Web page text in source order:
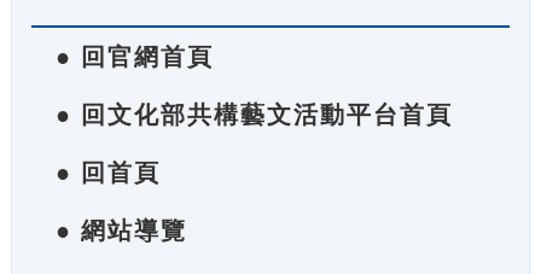
● 回官網首頁
● 回文化部共構藝文活動平台首頁
● 回首頁
● 網站導覽